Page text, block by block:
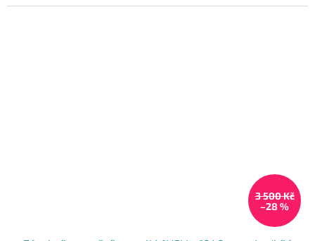
3 500 Kč
–28 %